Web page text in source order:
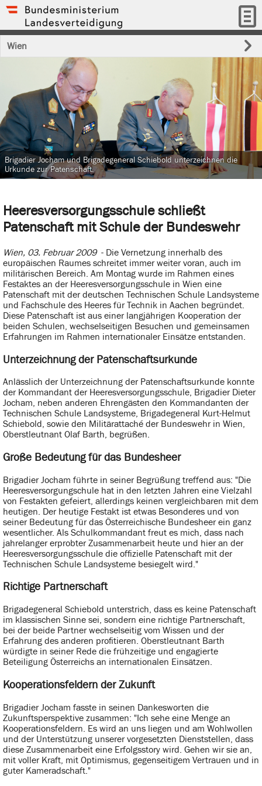
Wien
Heeresversorgungsschule schließt
Patenschaft mit Schule der Bundeswehr
Wien, 03. Februar 2009 - Die Vernetzung innerhalb des
europäischen Raumes schreitet immer weiter voran, auch im
militärischen Bereich. Am Montag wurde im Rahmen eines
Festaktes an der Heeresversorgungsschule in Wien eine
Patenschaft mit der deutschen Technischen Schule Landsysteme
und Fachschule des Heeres für Technik in Aachen begründet.
Diese Patenschaft ist aus einer langjährigen Kooperation der
beiden Schulen, wechselseitigen Besuchen und gemeinsamen
Erfahrungen im Rahmen internationaler Einsätze entstanden.
Unterzeichnung der Patenschaftsurkunde
Anlässlich der Unterzeichnung der Patenschaftsurkunde konnte
der Kommandant der Heeresversorgungsschule, Brigadier Dieter
Jocham, neben anderen Ehrengästen den Kommandanten der
Technischen Schule Landsysteme, Brigadegeneral Kurt-Helmut
Schiebold, sowie den Militärattaché der Bundeswehr in Wien,
Oberstleutnant Olaf Barth, begrüßen.
Große Bedeutung für das Bundesheer
Brigadier Jocham führte in seiner Begrüßung treffend aus: "Die
Heeresversorgungschule hat in den letzten Jahren eine Vielzahl
von Festakten gefeiert, allerdings keinen vergleichbaren mit dem
heutigen. Der heutige Festakt ist etwas Besonderes und von
seiner Bedeutung für das Österreichische Bundesheer ein ganz
wesentlicher. Als Schulkommandant freut es mich, dass nach
jahrelanger erprobter Zusammenarbeit heute und hier an der
Heeresversorgungsschule die offizielle Patenschaft mit der
Technischen Schule Landsysteme besiegelt wird."
Richtige Partnerschaft
Brigadegeneral Schiebold unterstrich, dass es keine Patenschaft
im klassischen Sinne sei, sondern eine richtige Partnerschaft,
bei der beide Partner wechselseitig vom Wissen und der
Erfahrung des anderen profitieren. Oberstleutnant Barth
würdigte in seiner Rede die frühzeitige und engagierte
Beteiligung Österreichs an internationalen Einsätzen.
Kooperationsfeldern der Zukunft
Brigadier Jocham fasste in seinen Dankesworten die
Zukunftsperspektive zusammen: "Ich sehe eine Menge an
Kooperationsfeldern. Es wird an uns liegen und am Wohlwollen
und der Unterstützung unserer vorgesetzten Dienststellen, dass
diese Zusammenarbeit eine Erfolgsstory wird. Gehen wir sie an,
mit voller Kraft, mit Optimismus, gegenseitigem Vertrauen und in
guter Kameradschaft."
Brigadier Jocham und Brigadegeneral Schiebold unterzeichnen die
Urkunde zur Patenschaft.